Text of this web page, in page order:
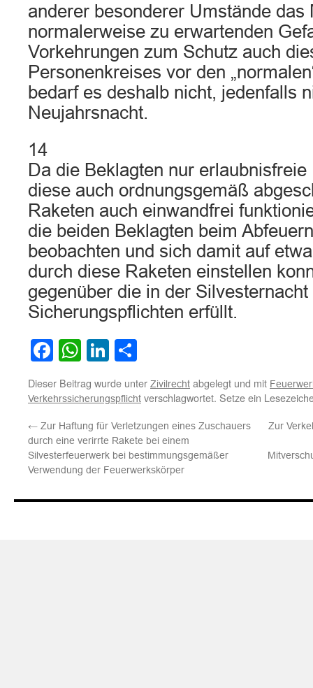
anderer besonderer Umstände das
normalerweise zu erwartenden
Vorkehrungen zum Schutz auch
Personenkreises vor den
bedarf es deshalb nicht, jedenfalls
Neujahrsnacht.
14
Da die Beklagten nur
diese auch ordnungsgemäß
Raketen auch einwandfrei
die beiden Beklagten beim
beobachten und sich damit auf
durch diese Raketen einstellen
gegenüber die in der Silvesternacht
Sicherungspflichten erfüllt.
Facebook
WhatsApp
LinkedIn
Dieser Beitrag wurde unter Zivilrecht abgelegt und mit
Verkehrssicherungspflicht verschlagwortet. Setze ein
← Zur Haftung für Verletzungen eines Zuschauers
durch eine verirrte Rakete bei einem
Silvesterfeuerwerk bei bestimmungsgemäßer
Verwendung der Feuerwerkskörper
Zur